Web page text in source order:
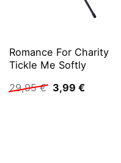
Romance For Charity
Tickle Me Softly
29,95€ Ursprünglicher
Preis
3,99 €Aktueller